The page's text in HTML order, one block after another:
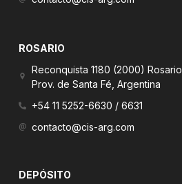
d
ROSARIO
Reconquista 1180 (2000) Rosario
Prov. de Santa Fé, Argentina
+54 11 5252-6630 / 6631
contacto@cis-arg.com
DEPÓSITO